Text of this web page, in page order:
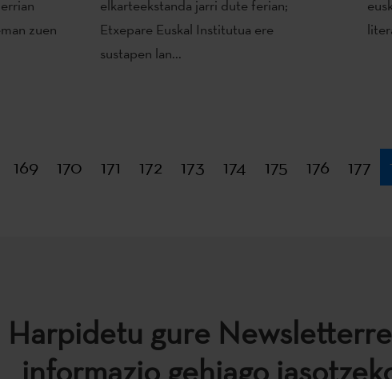
zuen
elkarteekstanda jarri dute ferian;
Etxepare Euskal Institutua ere
sustapen lan...
169 170 171 172 173 174 175 176 177
Harpidetu gure
informazio gehiago